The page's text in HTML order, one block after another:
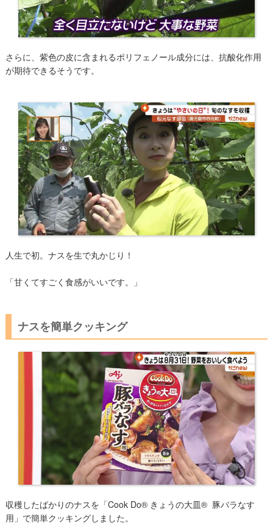
さらに、紫色の皮に含まれるポリフェノール成分には、抗酸化作用
が期待できるそうです。
​人生で初。ナスを生で丸かじり！
「甘くてすごく食感がいいです。」
ナスを簡単クッキング
収穫したばかりのナスを「Cook Do® きょうの大皿® 豚バラなす
用」で簡単クッキングしました。